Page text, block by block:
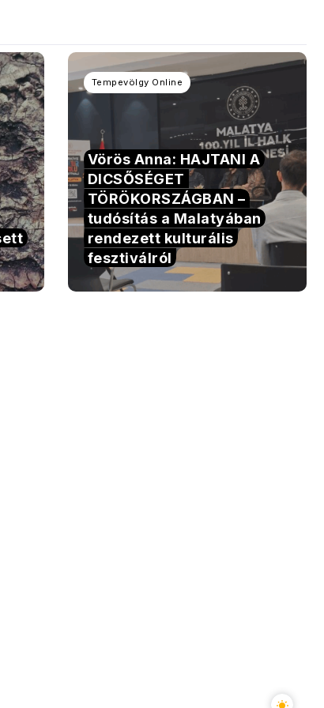
Tempevölgy Online
Vörös Anna: HAJTANI A
DICSŐSÉGET
TÖRÖKORSZÁGBAN –
tudósítás a Malatyában
rendezett kulturális
fesztiválról